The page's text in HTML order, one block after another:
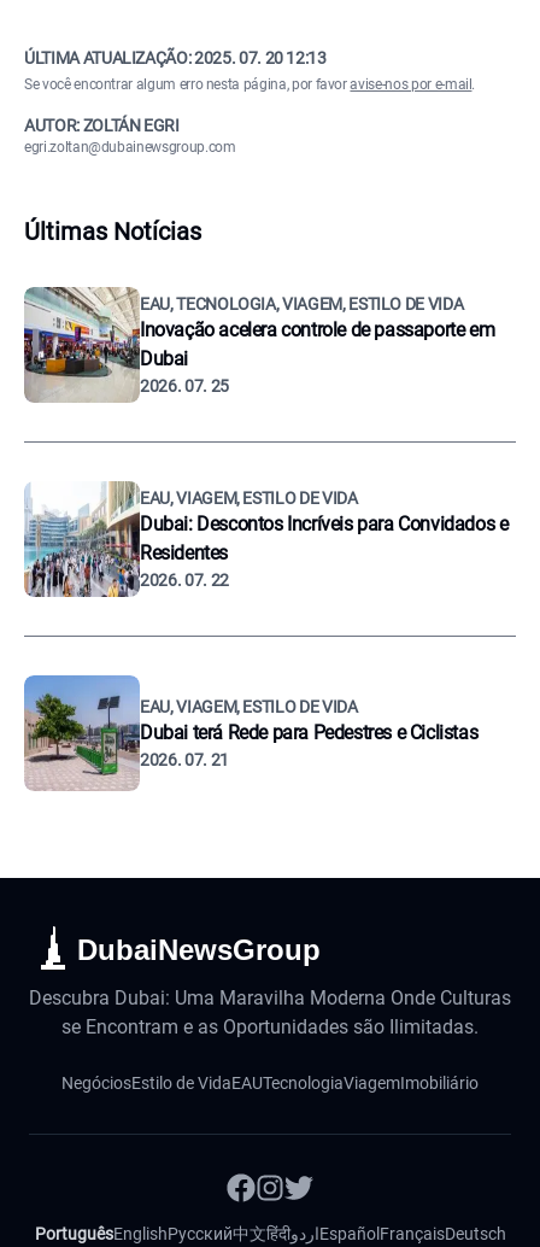
ÚLTIMA ATUALIZAÇÃO:2025. 07. 20 12:13
Se você encontrar algum erro nesta página, por favoravise-nos por e-mail .
AUTOR: ZOLTÁN EGRI
egri.zoltan@dubainewsgroup.com
Últimas Notícias
EAU, TECNOLOGIA, VIAGEM, ESTILO DE VIDA
Inovação acelera controle de passaporte em
Dubai
2026. 07. 25
EAU, VIAGEM, ESTILO DE VIDA
Dubai: Descontos Incríveis para Convidados e
Residentes
2026. 07. 22
EAU, VIAGEM, ESTILO DE VIDA
Dubai terá Rede para Pedestres e Ciclistas
2026. 07. 21
DubaiNewsGroup
Descubra Dubai: Uma Maravilha Moderna Onde Culturas
se Encontram e as Oportunidades são Ilimitadas.
NegóciosEstilo de VidaEAUTecnologiaViagemImobiliário
PortuguêsEnglishРусский中文हिंदीاردوEspañol FrançaisDeutsch